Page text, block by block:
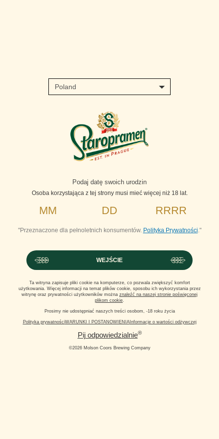
Podaj datę swoich urodzin
Osoba korzystająca z tej strony musi mieć więcej niż 18 lat.
"Przeznaczone dla pełnoletnich konsumentów. Polityka Prywatności."
WEJŚCIE
Ta witryna zapisuje pliki cookie na komputerze, co pozwala zwiększyć komfort
użytkowania. Więcej informacji na temat plików cookie, sposobu ich wykorzystania przez
witrynę oraz prywatności użytkowników można znaleźć na naszej stronie poświęconej
plikom cookie.
Prosimy nie udostępniać naszych treści osobom, -18 roku życia
Polityka prywatnościWARUNKI I POSTANOWIENIAInformacje o wartości odżywczej
Pij odpowiedzialnie®
©2026 Molson Coors Brewing Company